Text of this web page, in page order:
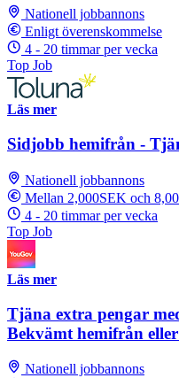
Nationell jobbannons
Enligt överenskommelse
4 - 20 timmar per vecka
Top Job
Läs mer
Sidjobb hemifrån -
Nationell jobbannons
Mellan 2,000SEK och
4 - 20 timmar per vecka
Top Job
Läs mer
Tjäna extra pengar
Bekvämt hemifrån
Nationell jobbannons